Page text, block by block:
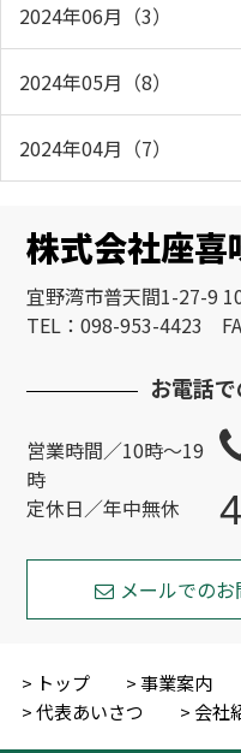
2024年06月（3）
2024年05月（8）
2024年04月（7）
株式会社座喜
宜野湾市普天間1-27-9
TEL：098-953-4423
お電話
営業時間／10時～19
時
定休日／年中無休
メールでの
トップ 事業案内
代表あいさつ
会社